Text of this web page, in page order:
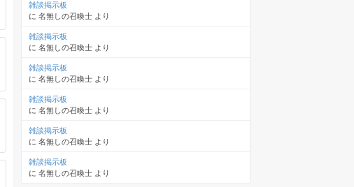
雑談掲示板
に 名無しの召喚士 より
雑談掲示板
に 名無しの召喚士 より
雑談掲示板
に 名無しの召喚士 より
雑談掲示板
に 名無しの召喚士 より
雑談掲示板
に 名無しの召喚士 より
雑談掲示板
に 名無しの召喚士 より